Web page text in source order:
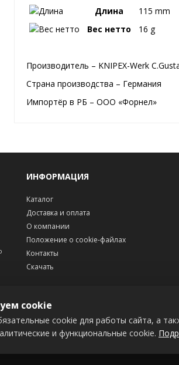
Длина
115 mm
Вес нетто
16 g
Производитель – KNIPEX-Werk
Страна производства – Германия
Импортёр в РБ – ООО «Форнел»
ИНФОРМАЦИЯ
Каталог
Доставка и оплата
О компании
Положение о cookie-файлах
Контакты
Скачать
cookie
cookie для работы сайта, а
и функциональные cookie.